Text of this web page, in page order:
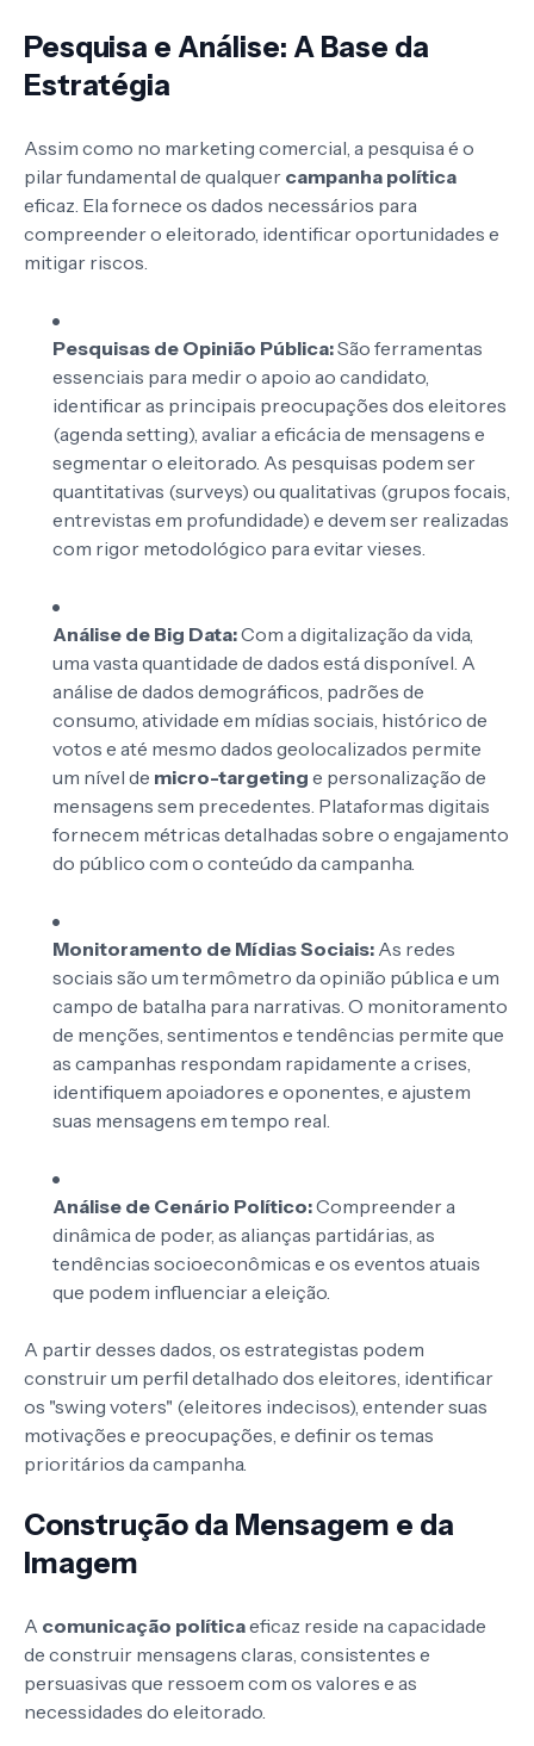
Pesquisa e Análise: A Base da
Estratégia
Assim como no marketing comercial, a pesquisa é o
pilar fundamental de qualquer campanha política
eficaz. Ela fornece os dados necessários para
compreender o eleitorado, identificar oportunidades e
mitigar riscos.
Pesquisas de Opinião Pública:São ferramentas
essenciais para medir o apoio ao candidato,
identificar as principais preocupações dos eleitores
(agenda setting), avaliar a eficácia de mensagens e
segmentar o eleitorado. As pesquisas podem ser
quantitativas (surveys) ou qualitativas (grupos focais,
entrevistas em profundidade) e devem ser realizadas
com rigor metodológico para evitar vieses.
Análise de Big Data:Com a digitalização da vida,
uma vasta quantidade de dados está disponível. A
análise de dados demográficos, padrões de
consumo, atividade em mídias sociais, histórico de
votos e até mesmo dados geolocalizados permite
um nível de micro-targeting e personalização de
mensagens sem precedentes. Plataformas digitais
fornecem métricas detalhadas sobre o engajamento
do público com o conteúdo da campanha.
Monitoramento de Mídias Sociais: As redes
sociais são um termômetro da opinião pública e um
campo de batalha para narrativas. O monitoramento
de menções, sentimentos e tendências permite que
as campanhas respondam rapidamente a crises,
identifiquem apoiadores e oponentes, e ajustem
suas mensagens em tempo real.
Análise de Cenário Político:Compreender a
dinâmica de poder, as alianças partidárias, as
tendências socioeconômicas e os eventos atuais
que podem influenciar a eleição.
A partir desses dados, os estrategistas podem
construir um perfil detalhado dos eleitores, identificar
os "swing voters" (eleitores indecisos), entender suas
motivações e preocupações, e definir os temas
prioritários da campanha.
Construção da Mensagem e da
Imagem
A comunicação políticaeficaz reside na capacidade
de construir mensagens claras, consistentes e
persuasivas que ressoem com os valores e as
necessidades do eleitorado.